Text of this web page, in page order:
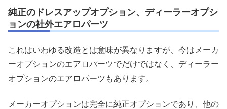
純正のドレスアップオプション、ディーラーオプシ
ョンの社外エアロパーツ
これはいわゆる改造とは意味が異なりますが、今はメーカ
ーオプションのエアロパーツでだけではなく、ディーラー
オプションのエアロパーツもあります。
メーカーオプションは完全に純正オプションであり、他の